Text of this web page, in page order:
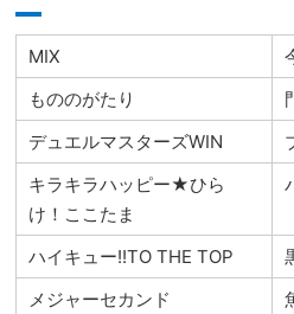
MIX
もののがたり
デュエルマスターズWIN
キラキラハッピー★ひら
け！ここたま
ハイキュー!!TO THE TOP
メジャーセカンド